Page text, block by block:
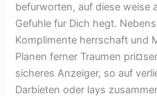
befurworten, auf diese weise
Gefuhle fur Dich hegt.
Komplimente herrschaft und
Planen ferner Traumen
sicheres Anzeiger, so auf
Darbieten oder lays